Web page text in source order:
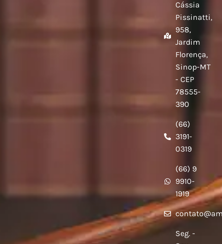
Cássia
Pissinatti,
958,
Jardim
Florença,
Sinop-MT
- CEP
78555-
390
(66)
3191-
0319
(66) 9
9910-
1919
Seg. -